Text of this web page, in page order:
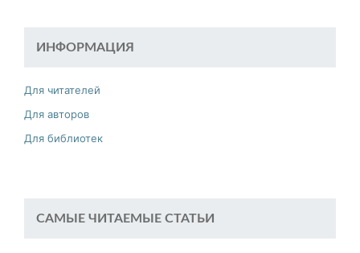
ИНФОРМАЦИЯ
Для читателей
Для авторов
Для библиотек
САМЫЕ ЧИТАЕМЫЕ СТАТЬИ